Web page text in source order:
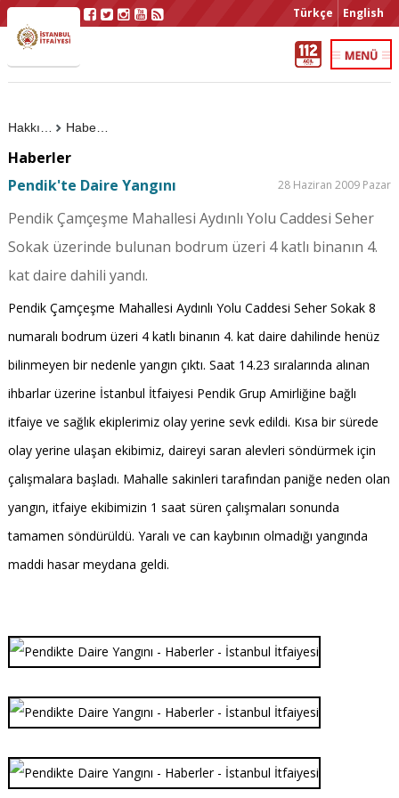
Türkçe English
Haberler
Haberler
Pendik'te Daire Yangını
28 Haziran 2009 Pazar
Pendik Çamçeşme Mahallesi Aydınlı Yolu Caddesi Seher
Sokak üzerinde bulunan bodrum üzeri 4 katlı binanın 4.
kat daire dahili yandı.
Pendik Çamçeşme Mahallesi Aydınlı Yolu Caddesi Seher Sokak 8
numaralı bodrum üzeri 4 katlı binanın 4. kat daire dahilinde henüz
bilinmeyen bir nedenle yangın çıktı. Saat 14.23 sıralarında alınan
ihbarlar üzerine İstanbul İtfaiyesi Pendik Grup Amirliğine bağlı
itfaiye ve sağlık ekiplerimiz olay yerine sevk edildi. Kısa bir sürede
olay yerine ulaşan ekibimiz, daireyi saran alevleri söndürmek için
çalışmalara başladı. Mahalle sakinleri tarafından paniğe neden olan
yangın, itfaiye ekibimizin 1 saat süren çalışmaları sonunda
tamamen söndürüldü. Yaralı ve can kaybının olmadığı yangında
maddi hasar meydana geldi.